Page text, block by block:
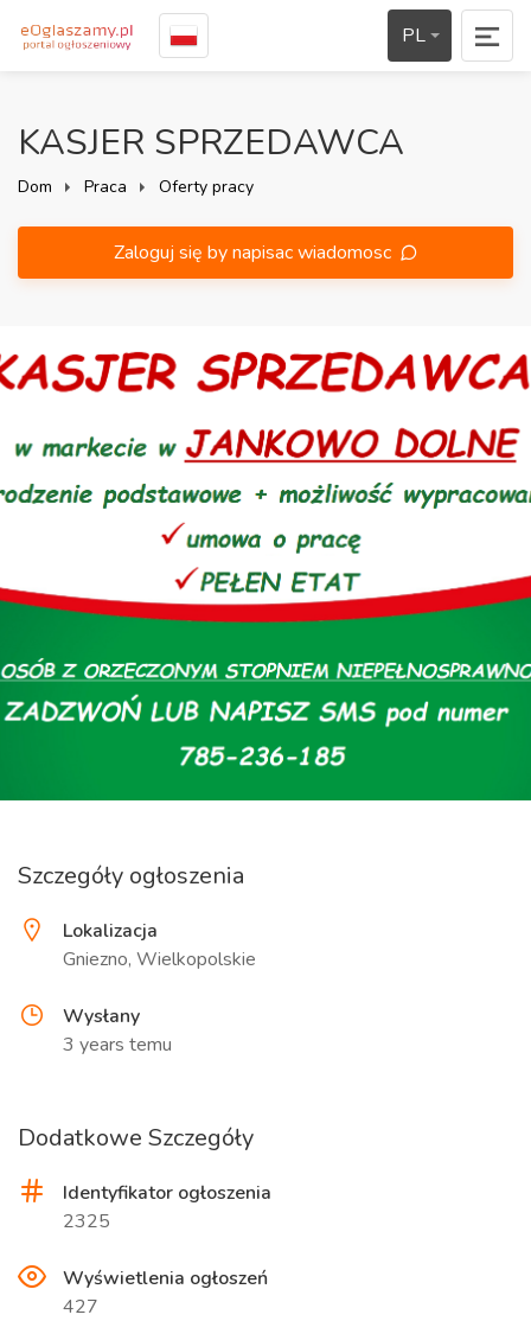
PL
KASJER SPRZEDAWCA
Dom Praca Oferty pracy
Zaloguj się by napisac wiadomosc
Szczegóły ogłoszenia
Lokalizacja
Gniezno, Wielkopolskie
Wysłany
3 years temu
Dodatkowe Szczegóły
Identyfikator ogłoszenia
2325
Wyświetlenia ogłoszeń
427